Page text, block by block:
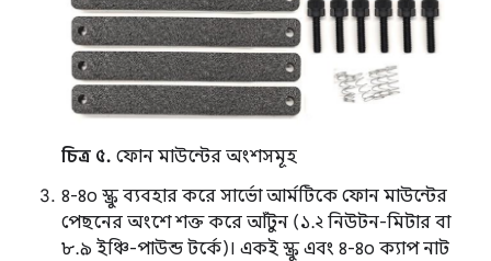
চিত্র ৫. ফোন মাউন্টের অংশসমূহ
৪-৪০ স্ক্রু ব্যবহার করে সার্ভো আর্মটিকে ফোন মাউন্টের
পেছনের অংশে শক্ত করে আঁটুন (১.২ নিউটন-মিটার বা
৮.৯ ইঞ্চি-পাউন্ড টর্কে)। একই স্ক্রু এবং ৪-৪০ ক্যাপ নাট